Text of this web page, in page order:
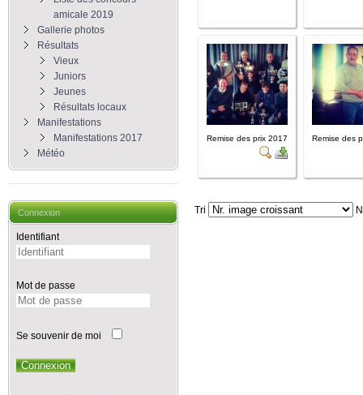
amicale 2019
Gallerie photos
Résultats
Vieux
Juniors
Jeunes
Résultats locaux
Manifestations
Manifestations 2017
Météo
Connexion
Identifiant
Mot de passe
Se souvenir de moi
Connexion
Remise des prix 2017 Remise des
Tri